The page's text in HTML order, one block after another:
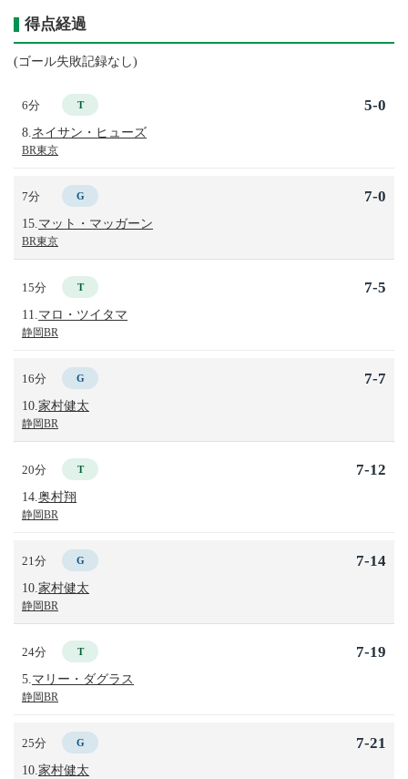
得点経過
(ゴール失敗記録なし)
6分 T
8. ネイサン・ヒューズ
BR東京
5-0
7分 G
15. マット・マッガーン
BR東京
7-0
15分 T
11. マロ・ツイタマ
静岡BR
7-5
16分 G
10. 家村健太
静岡BR
7-7
20分 T
14. 奥村翔
静岡BR
7-12
21分 G
10. 家村健太
静岡BR
7-14
24分 T
5. マリー・ダグラス
静岡BR
7-19
25分 G
10. 家村健太
7-21